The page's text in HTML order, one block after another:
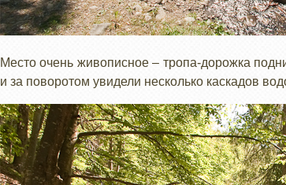
Место очень живописное – тропа-дорожка
и за поворотом увидели несколько каскадов